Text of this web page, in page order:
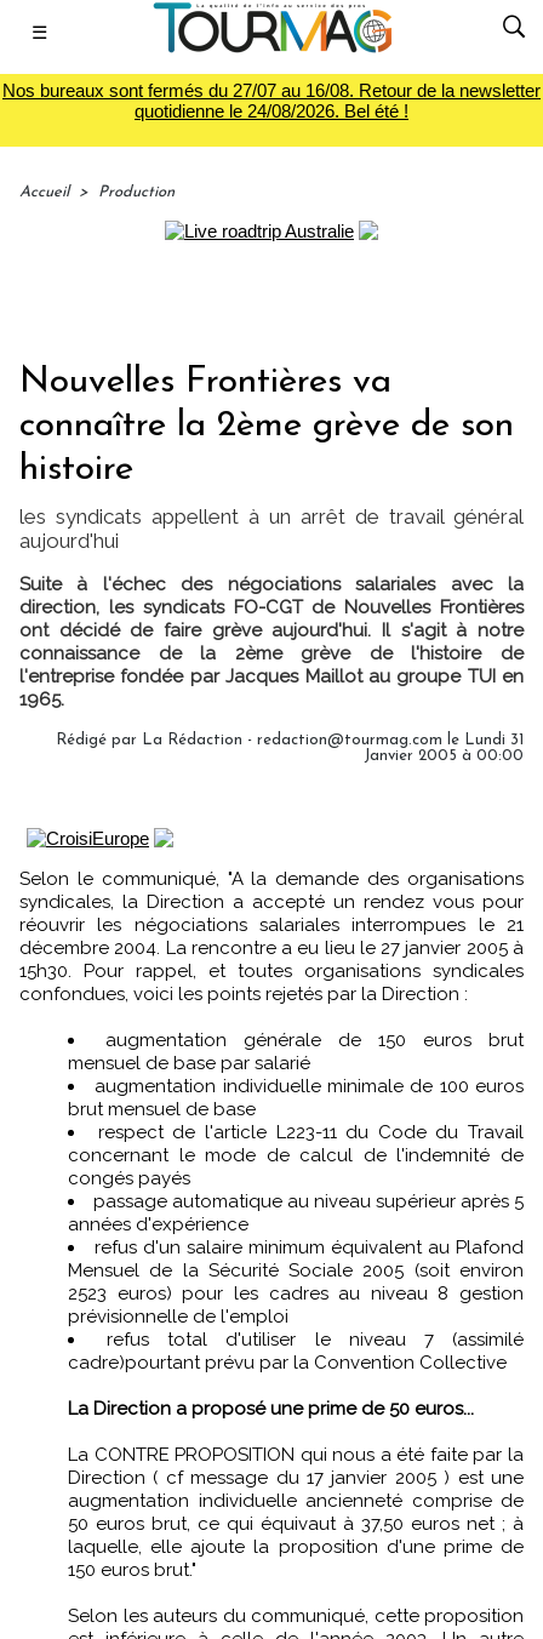
☰
Nos bureaux sont fermés du 27/07 au 16/08. Retour de la newsletter
quotidienne le 24/08/2026. Bel été !
Accueil > Production
Nouvelles Frontières va
connaître la 2ème grève de son
histoire
les syndicats appellent à un arrêt de travail général
aujourd'hui
Suite à l'échec des négociations salariales avec la
direction, les syndicats FO-CGT de Nouvelles Frontières
ont décidé de faire grève aujourd'hui. Il s'agit à notre
connaissance de la 2ème grève de l'histoire de
l'entreprise fondée par Jacques Maillot au groupe TUI en
1965.
Rédigé par La Rédaction - redaction@tourmag.com le Lundi 31
Janvier 2005 à 00:00
Selon le communiqué, "A la demande des organisations
syndicales, la Direction a accepté un rendez vous pour
réouvrir les négociations salariales interrompues le 21
décembre 2004. La rencontre a eu lieu le 27 janvier 2005 à
15h30. Pour rappel, et toutes organisations syndicales
confondues, voici les points rejetés par la Direction :
augmentation générale de 150 euros brut
mensuel de base par salarié
augmentation individuelle minimale de 100 euros
brut mensuel de base
respect de l'article L223-11 du Code du Travail
concernant le mode de calcul de l'indemnité de
congés payés
passage automatique au niveau supérieur après 5
années d'expérience
refus d'un salaire minimum équivalent au Plafond
Mensuel de la Sécurité Sociale 2005 (soit environ
2523 euros) pour les cadres au niveau 8 gestion
prévisionnelle de l'emploi
refus total d'utiliser le niveau 7 (assimilé
cadre)pourtant prévu par la Convention Collective
La Direction a proposé une prime de 50 euros...
La CONTRE PROPOSITION qui nous a été faite par la
Direction ( cf message du 17 janvier 2005 ) est une
augmentation individuelle ancienneté comprise de
50 euros brut, ce qui équivaut à 37,50 euros net ; à
laquelle, elle ajoute la proposition d'une prime de
150 euros brut."
Selon les auteurs du communiqué, cette proposition